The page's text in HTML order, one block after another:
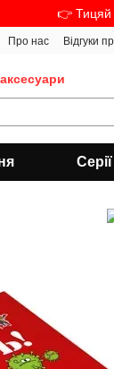
👉 Тицяй
Про нас Відгуки